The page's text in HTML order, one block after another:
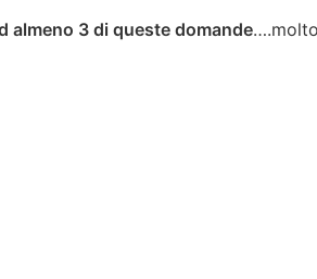
almeno 3 di queste domande